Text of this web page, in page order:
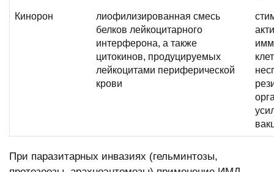
Кинорон
лиофилизированная смесь
белков лейкоцитарного
интерферона, а также
цитокинов, продуцируемых
лейкоцитами периферической
крови
При паразитарных инвазиях (гельминтозы,